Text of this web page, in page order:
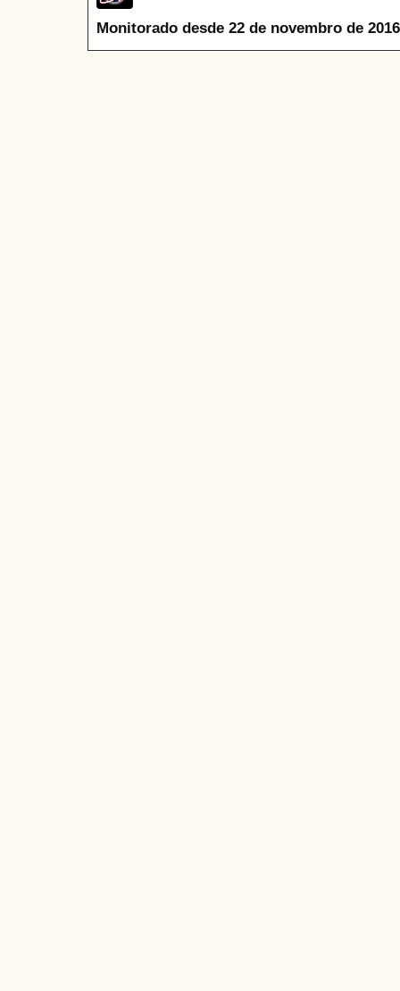
Monitorado desde 22 de novembro de